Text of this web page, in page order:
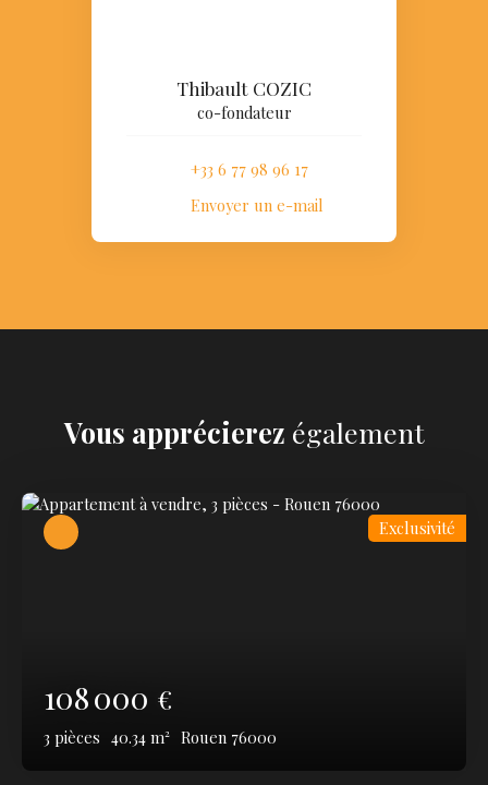
Thibault COZIC
co-fondateur
+33 6 77 98 96 17
Envoyer un e-mail
Vous apprécierez également
108 000 €
3 pièces 40.34 m² Rouen 76000
Exclusivité